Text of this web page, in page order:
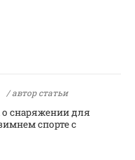
/ автор статьи
снаряжении для
спорте с